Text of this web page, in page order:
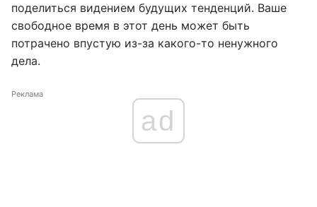
поделиться видением будущих тенденций. Ваше
свободное время в этот день может быть
потрачено впустую из-за какого-то ненужного
дела.
Реклама
ad